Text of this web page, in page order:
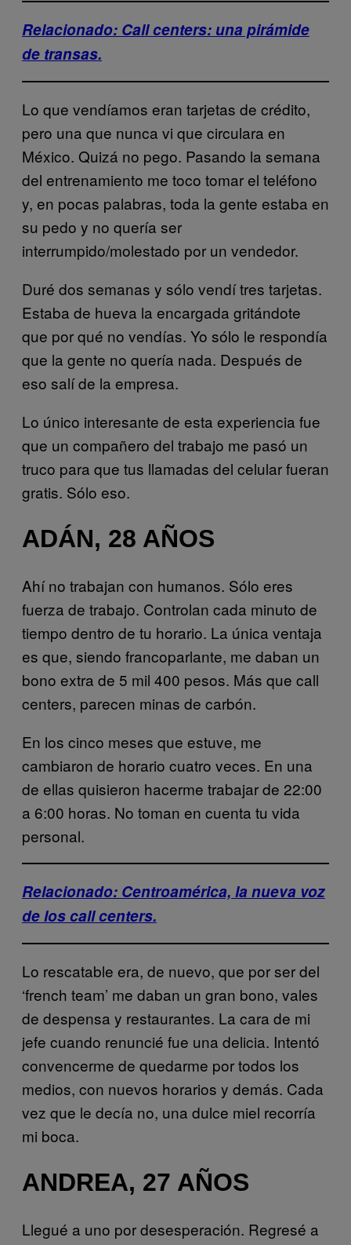
Relacionado: Call centers: una pirámide
de transas.
Lo que vendíamos eran tarjetas de crédito,
pero una que nunca vi que circulara en
México. Quizá no pego. Pasando la semana
del entrenamiento me toco tomar el teléfono
y, en pocas palabras, toda la gente estaba en
su pedo y no quería ser
interrumpido/molestado por un vendedor.
Duré dos semanas y sólo vendí tres tarjetas.
Estaba de hueva la encargada gritándote
que por qué no vendías. Yo sólo le respondía
que la gente no quería nada. Después de
eso salí de la empresa.
Lo único interesante de esta experiencia fue
que un compañero del trabajo me pasó un
truco para que tus llamadas del celular fueran
gratis. Sólo eso.
ADÁN, 28 AÑOS
Ahí no trabajan con humanos. Sólo eres
fuerza de trabajo. Controlan cada minuto de
tiempo dentro de tu horario. La única ventaja
es que, siendo francoparlante, me daban un
bono extra de 5 mil 400 pesos. Más que call
centers, parecen minas de carbón.
En los cinco meses que estuve, me
cambiaron de horario cuatro veces. En una
de ellas quisieron hacerme trabajar de 22:00
a 6:00 horas. No toman en cuenta tu vida
personal.
Relacionado: Centroamérica, la nueva voz
de los call centers.
Lo rescatable era, de nuevo, que por ser del
‘french team’ me daban un gran bono, vales
de despensa y restaurantes. La cara de mi
jefe cuando renuncié fue una delicia. Intentó
convencerme de quedarme por todos los
medios, con nuevos horarios y demás. Cada
vez que le decía no, una dulce miel recorría
mi boca.
ANDREA, 27 AÑOS
Llegué a uno por desesperación. Regresé a